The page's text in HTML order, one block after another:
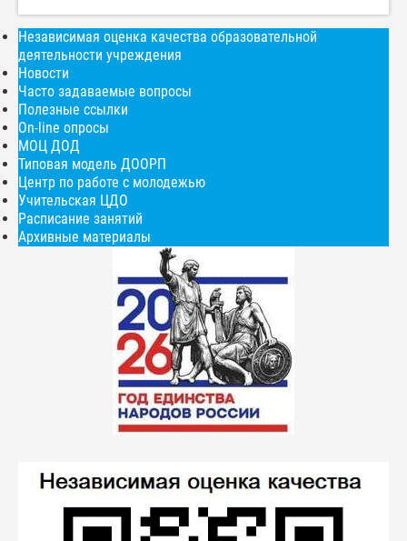
Независимая оценка качества образовательной
деятельности учреждения
Новости
Часто задаваемые вопросы
Полезные ссылки
On-line опросы
МОЦ ДОД
Типовая модель ДООРП
Центр по работе с молодежью
Учительская ЦДО
Расписание занятий
Архивные материалы